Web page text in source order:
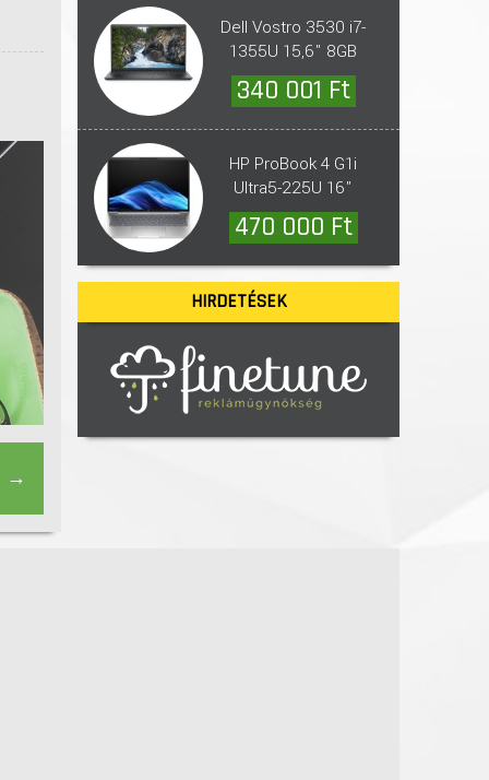
→
Dell Vostro 3530 i7-
1355U 15,6" 8GB
512GB
340 001 Ft
HP ProBook 4 G1i
Ultra5-225U 16"
+W11Pro
470 000 Ft
HIRDETÉSEK